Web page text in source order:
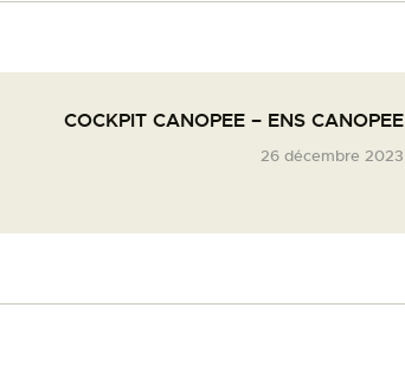
COCKPIT CANOPEE – ENS CANOPEE
26 décembre 2023